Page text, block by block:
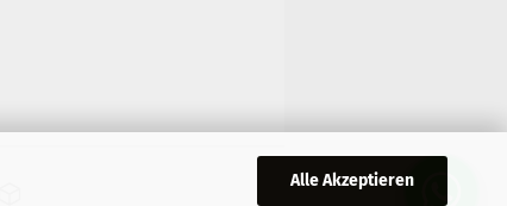
Alle Akzeptieren